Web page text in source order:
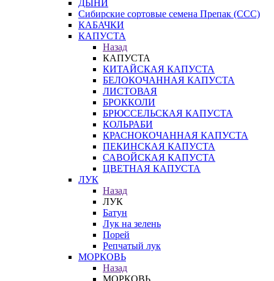
ДЫНИ
Сибирские сортовые семена Препак (ССС)
КАБАЧКИ
КАПУСТА
Назад
КАПУСТА
КИТАЙСКАЯ КАПУСТА
БЕЛОКОЧАННАЯ КАПУСТА
ЛИСТОВАЯ
БРОККОЛИ
БРЮССЕЛЬСКАЯ КАПУСТА
КОЛЬРАБИ
КРАСНОКОЧАННАЯ КАПУСТА
ПЕКИНСКАЯ КАПУСТА
САВОЙСКАЯ КАПУСТА
ЦВЕТНАЯ КАПУСТА
ЛУК
Назад
ЛУК
Батун
Лук на зелень
Порей
Репчатый лук
МОРКОВЬ
Назад
МОРКОВЬ